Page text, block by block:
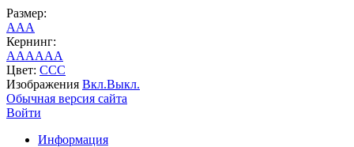
Размер:
AAA
Кернинг:
AAAAAA
Цвет: CCC
Изображения Вкл.Выкл.
Обычная версия сайта
Войти
Информация